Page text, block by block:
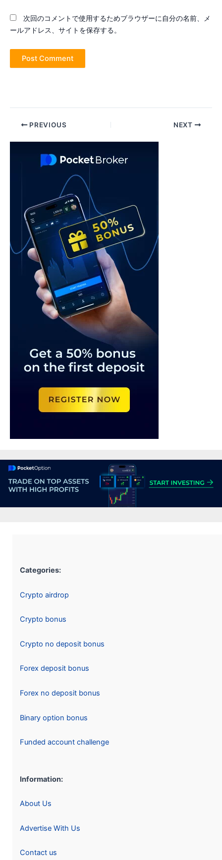
次回のコメントで使用するためブラウザーに自分の名前、メ
ールアドレス、サイトを保存する。
Post PREVIOUS NEXT
Categories:
Crypto airdrop
Crypto bonus
Crypto no deposit bonus
Forex deposit bonus
Forex no deposit bonus
Binary option bonus
Funded account challenge
Information:
About Us
Advertise With Us
Contact us